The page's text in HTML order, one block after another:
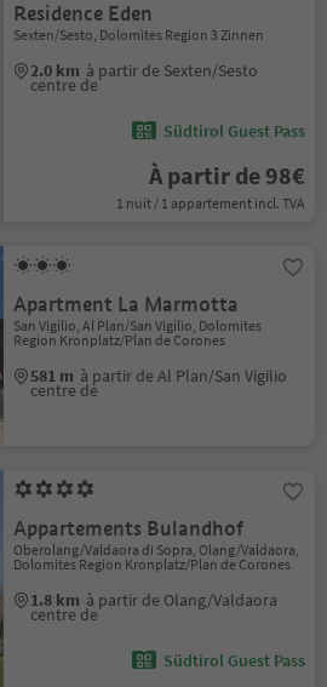
Residence Eden
Sexten/Sesto, Dolomites Region 3 Zinnen
2.0 km à partir de Sexten/Sesto
centre de
Südtirol Guest Pass
À partir de 98€
1 nuit / 1 appartement incl. TVA
Apartment La Marmotta
San Vigilio, Al Plan/San Vigilio, Dolomites
Region Kronplatz/Plan de Corones
581 m à partir de Al Plan/San Vigilio
centre de
Appartements Bulandhof
Oberolang/Valdaora di Sopra, Olang/Valdaora,
Dolomites Region Kronplatz/Plan de Corones
1.8 km à partir de Olang/Valdaora
centre de
Südtirol Guest Pass